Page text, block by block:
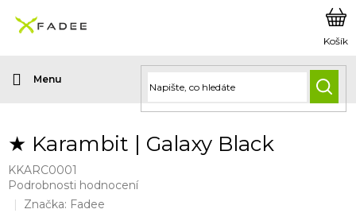
obsah
★ Karambit | Galaxy Black
KKARC0001
Průměrné
hodnocení
Podrobnosti hodnocení
Značka: Fadee